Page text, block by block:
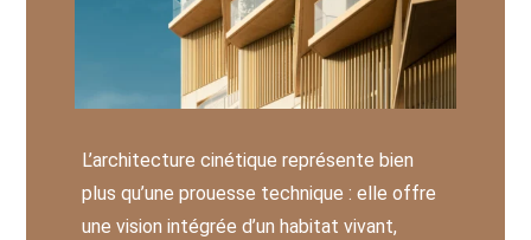
L’architecture cinétique représente bien
plus qu’une prouesse technique : elle offre
une vision intégrée d’un habitat vivant,